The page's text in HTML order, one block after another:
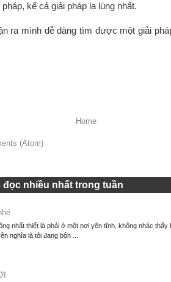
kể cả giải pháp lạ lùng nhất.
ra mình dễ dàng tìm được một giải
Home
(Atom)
nhiều nhất trong tuần
nhất thiết là phải ở một nơi yên tĩnh, không nhác thấy
nghĩa là tôi đang bộn ...